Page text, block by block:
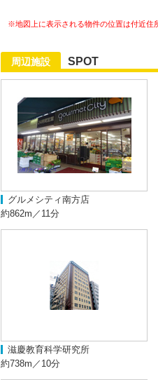
※地図上に表示される物件の位置は付近住
周辺施設 SPOT
グルメシティ南方店
約862m／11分
滋慶教育科学研究所
約738m／10分